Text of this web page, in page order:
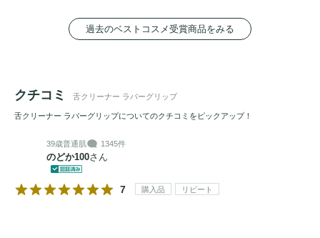
過去のベストコスメ受賞商品をみる
クチコミ 舌クリーナー ラバーグリップ
舌クリーナー ラバーグリップについてのクチコミをピックアップ！
39歳普通肌 1345件
のどか100さん
7 購入品 リピート